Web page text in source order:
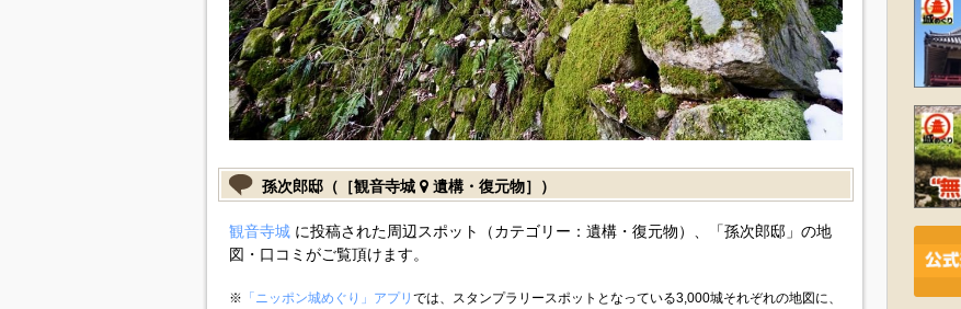
孫次郎邸（［観音寺城 遺構・復元物］）
観音寺城に投稿された周辺スポット（カテゴリー：遺構・復元物）、「孫次郎邸」の地
図・口コミがご覧頂けます。
※ 「ニッポン城めぐり」アプリ では、スタンプラリースポットとなっている3,000城それぞれの地図に、